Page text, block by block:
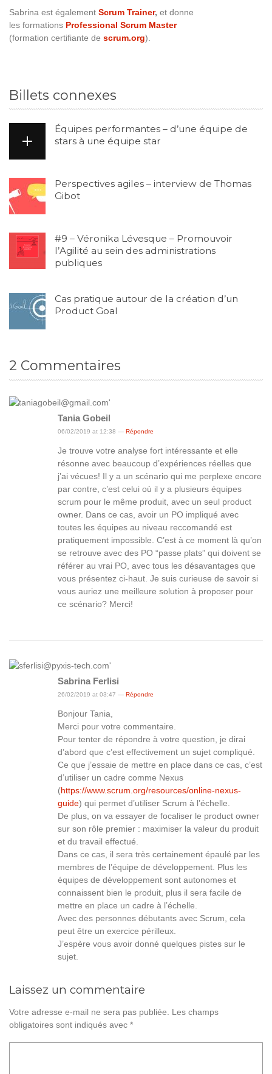
Sabrina est également Scrum Trainer, et donne
les formations Professional Scrum Master
(formation certifiante de scrum.org).
Billets connexes
Équipes performantes – d’une équipe de
stars à une équipe star
Perspectives agiles – interview de Thomas
Gibot
#9 – Véronika Lévesque – Promouvoir
l’Agilité au sein des administrations
publiques
Cas pratique autour de la création d’un
Product Goal
2 Commentaires
Tania Gobeil
06/02/2019 at 12:38 — Répondre
Je trouve votre analyse fort intéressante et elle
résonne avec beaucoup d’expériences réelles que
j’ai vécues! Il y a un scénario qui me perplexe encore
par contre, c’est celui où il y a plusieurs équipes
scrum pour le même produit, avec un seul product
owner. Dans ce cas, avoir un PO impliqué avec
toutes les équipes au niveau reccomandé est
pratiquement impossible. C’est à ce moment là qu’on
se retrouve avec des PO “passe plats” qui doivent se
référer au vrai PO, avec tous les désavantages que
vous présentez ci-haut. Je suis curieuse de savoir si
vous auriez une meilleure solution à proposer pour
ce scénario? Merci!
Sabrina Ferlisi
26/02/2019 at 03:47 — Répondre
Bonjour Tania,
Merci pour votre commentaire.
Pour tenter de répondre à votre question, je dirai
d’abord que c’est effectivement un sujet compliqué.
Ce que j’essaie de mettre en place dans ce cas, c’est
d’utiliser un cadre comme Nexus
(https://www.scrum.org/resources/online-nexus-
guide) qui permet d’utiliser Scrum à l’échelle.
De plus, on va essayer de focaliser le product owner
sur son rôle premier : maximiser la valeur du produit
et du travail effectué.
Dans ce cas, il sera très certainement épaulé par les
membres de l’équipe de développement. Plus les
équipes de développement sont autonomes et
connaissent bien le produit, plus il sera facile de
mettre en place un cadre à l’échelle.
Avec des personnes débutants avec Scrum, cela
peut être un exercice périlleux.
J’espère vous avoir donné quelques pistes sur le
sujet.
Laissez un commentaire
Votre adresse e-mail ne sera pas publiée.
Les champs
obligatoires sont indiqués avec *